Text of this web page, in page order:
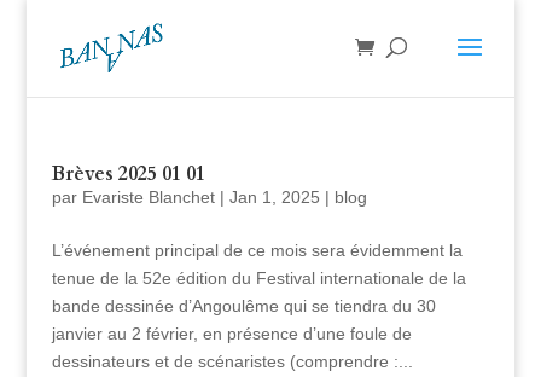
Brèves 2025 01 01
par Evariste Blanchet| Jan 1, 2025 | blog
L’événement principal de ce mois sera évidemment la
tenue de la 52e édition du Festival internationale de la
bande dessinée d’Angoulême qui se tiendra du 30
janvier au 2 février, en présence d’une foule de
dessinateurs et de scénaristes (comprendre :...